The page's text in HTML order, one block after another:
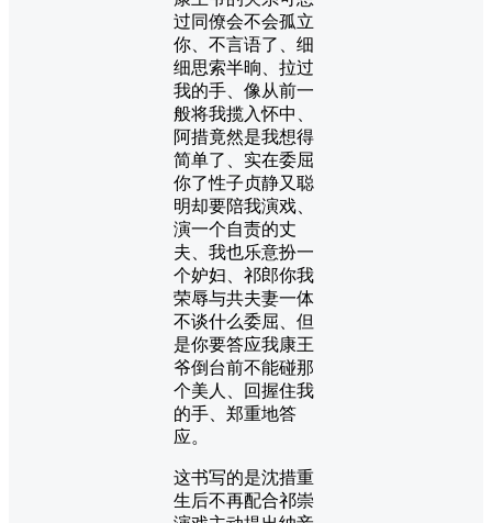
过同僚会不会孤立
你、不言语了、细
细思索半晌、拉过
我的手、像从前一
般将我揽入怀中、
阿措竟然是我想得
简单了、实在委屈
你了性子贞静又聪
明却要陪我演戏、
演一个自责的丈
夫、我也乐意扮一
个妒妇、祁郎你我
荣辱与共夫妻一体
不谈什么委屈、但
是你要答应我康王
爷倒台前不能碰那
个美人、回握住我
的手、郑重地答
应。
这书写的是沈措重
生后不再配合祁崇